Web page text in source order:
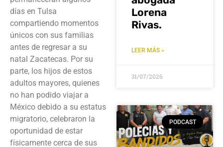
días en Tulsa
compartiendo momentos
únicos con sus familias
antes de regresar a su
natal Zacatecas. Por su
parte, los hijos de estos
adultos mayores, quienes
no han podido viajar a
México debido a su estatus
migratorio, celebraron la
oportunidad de estar
físicamente cerca de sus
Lorena
Rivas.
LEER MÁS »
31/07/2026
PODCAST